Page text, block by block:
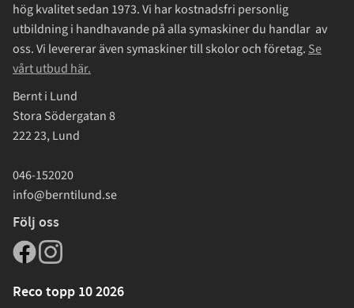
hög kvalitet sedan 1973. Vi har kostnadsfri personlig
utbildning i handhavande på alla symaskiner du handlar av
oss. Vi levererar även symaskiner till skolor och företag. Se
vårt utbud här.
Bernt i Lund
Stora Södergatan 8
222 23, Lund
046-152020
info@berntilund.se
Följ oss
Reco topp 10 2026